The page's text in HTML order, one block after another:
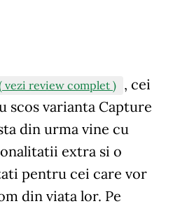
vezi review complet ) , cei
scos varianta Capture
din urma vine cu
extra si o
pentru cei care vor
din viata lor. Pe